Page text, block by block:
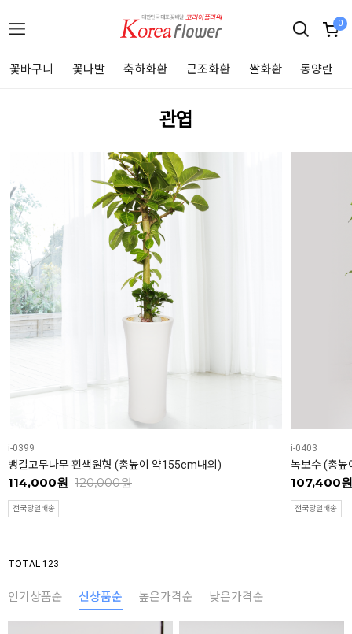
0
꽃바구니 꽃다발 축하화환 근조화환 쌀화환 동양란
관엽
i-0399
뱅갈고무나무 흰색원형 (총높이 약155cm내외)
114,000원 120,000원
전국당일배송
i-0403
녹보수 (총
107,400원
전국당일배송
TOTAL 123
인기상품순 신상품순 높은가격순 낮은가격순